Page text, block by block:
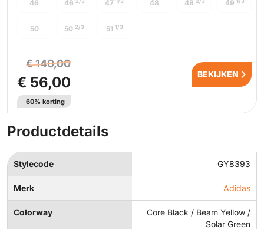
46 46 47 48 48 49
50 50 2/3 51 1/3
€ 140,00
€ 56,00
60% korting
BEKIJKEN
Productdetails
Stylecode GY8393
Merk Adidas
Colorway
Core Black / Beam Yellow /
Solar Green